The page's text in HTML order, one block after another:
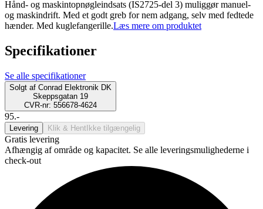
Hånd- og maskintopnøgleindsats (IS2725-del 3) muliggør manuel-
og maskindrift. Med et godt greb for nem adgang, selv med fedtede
hænder. Med kuglefangerille.Læs mere om produktet
Specifikationer
Se alle specifikationer
Solgt af Conrad Elektronik DK
Skeppsgatan 19
CVR-nr: 556678-4624
95.-
Levering Klik & Hent Ikke tilgængelig
Gratis levering
Afhængig af område og kapacitet. Se alle leveringsmulighederne i
check-out